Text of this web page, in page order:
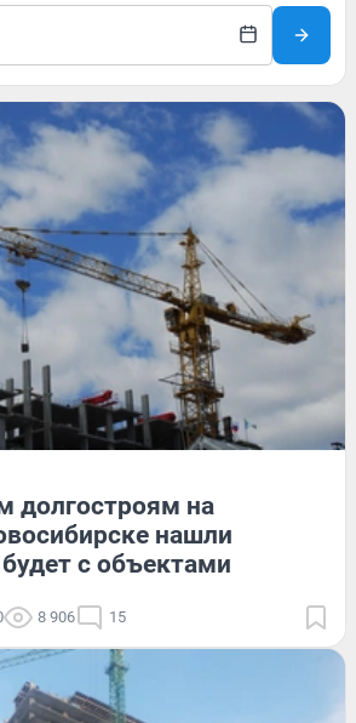
долгостроям на
нашли
с объектами
8 906 15